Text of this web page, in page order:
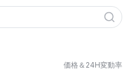
価格＆24H変動率